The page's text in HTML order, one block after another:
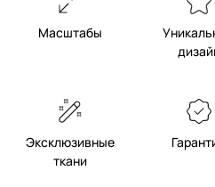
Масштабы
Эксклюзивные
ткани